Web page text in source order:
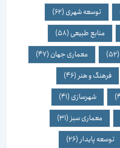
توسعه شهری(62)
منابع طبیعی(58)
معماری جهان(47)
فرهنگ و هنر(46)
شهرسازی(41)
معماری سبز(31)
توسعه پایدار(26)